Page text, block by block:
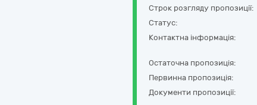
Строк розгляду пропозиції:
Статус:
Контактна інформація:
Остаточна пропозиція:
Первинна пропозиція:
Документи пропозиції: